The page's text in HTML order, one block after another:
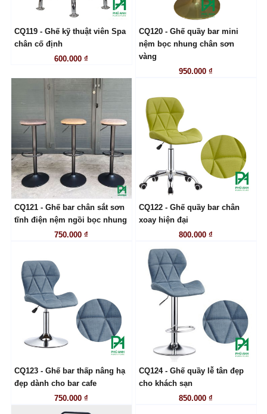
LIÊN HỆ
CQ119 - Ghế kỹ thuật viên Spa
chân cố định
600.000 ₫
LIÊN HỆ
CQ120 - Ghế quầy bar mini
nệm bọc nhung chân sơn
vàng
950.000 ₫
LIÊN HỆ
CQ121 - Ghế bar chân sắt sơn
tĩnh điện nệm ngồi bọc nhung
750.000 ₫
LIÊN HỆ
CQ122 - Ghế quầy bar chân
xoay hiện đại
800.000 ₫
LIÊN HỆ
CQ123 - Ghế bar thấp nâng hạ
đẹp dành cho bar cafe
750.000 ₫
CQ124 - Ghế quầy lễ tân đẹp
cho khách sạn
850.000 ₫